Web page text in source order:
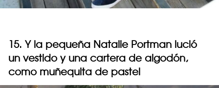
15. Y la pequeña Natalie Portman lució
un vestido y una cartera de algodón,
como muñequita de pastel